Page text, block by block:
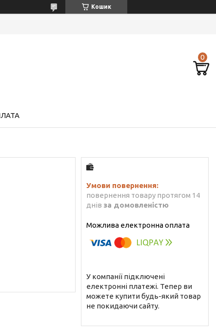
Кошик
повернення товару протягом 14
днів за домовленістю
У компанії підключені
електронні платежі. Тепер ви
можете купити будь-який товар
не покидаючи сайту.